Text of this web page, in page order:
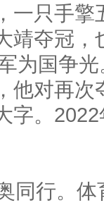
一只手
靖夺冠
为国争
他对再
字。
同行。